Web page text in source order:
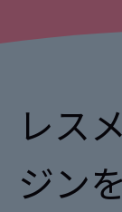
レス
ジン